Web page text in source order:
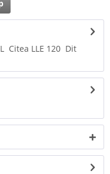
Citea LLE 120 Dit